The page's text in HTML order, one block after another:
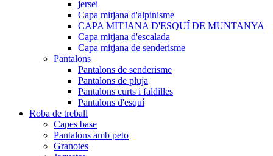
jersei
Capa mitjana d'alpinisme
CAPA MITJANA D'ESQUÍ DE MUNTANYA
Capa mitjana d'escalada
Capa mitjana de senderisme
Pantalons
Pantalons de senderisme
Pantalons de pluja
Pantalons curts i faldilles
Pantalons d'esquí
Roba de treball
Capes base
Pantalons amb peto
Granotes